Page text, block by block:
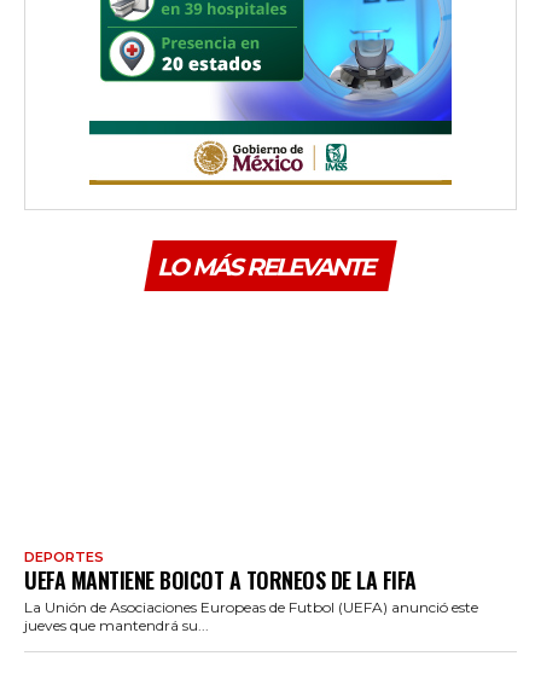
LO MÁS RELEVANTE
DEPORTES
UEFA MANTIENE BOICOT A TORNEOS DE LA FIFA
La Unión de Asociaciones Europeas de Futbol (UEFA) anunció este
jueves que mantendrá su...